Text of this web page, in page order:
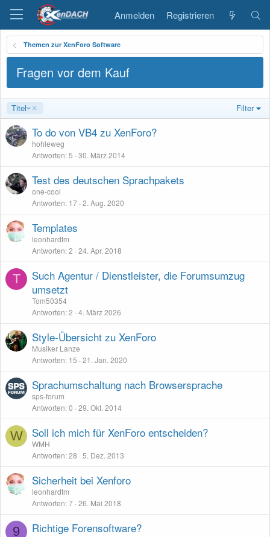
Anmelden Registrieren
Themen zur XenForo Software
Fragen vor dem Kauf
Titel
A
b
s
t
e
g
e
n
Filter
To do von VB4 zu XenForo?
hohleweg
Antworten 5 30. März 2014
Test des deutschen Sprachpakets
one-cool
Antworten 17 2. Aug. 2020
Templates
leonhardtm
Antworten 2 24. Apr. 2018
T
Such Agentur / Dienstleister, die Forumsumzug
umsetzt
Tom50354
Antworten 2 4. März 2026
Style-Übersicht zu XenForo
Musiker Lanze
Antworten 15 21. Jan. 2020
Sprachumschaltung nach Browsersprache
sps-forum
Antworten 0 29. Okt. 2014
W Soll ich mich für XenForo entscheiden?
WMH
Antworten 28 5. Dez. 2013
Sicherheit bei Xenforo
leonhardtm
Antworten 7 26. Mai 2018
9 Richtige Forensoftware?